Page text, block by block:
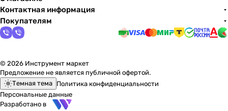
Контактная информация
Покупателям
© 2026 Инструмент маркет
Предложение не является публичной офертой.
Темная тема Политика конфиденциальности
Персональные данные
Разработано в